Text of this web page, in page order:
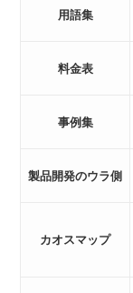
用語集
料金表
事例集
製品開発のウラ側
カオスマップ